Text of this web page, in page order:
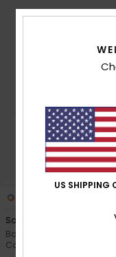
Solar Drift
Boné de cinco painéis
Castanho Mulher
US SHIPPING